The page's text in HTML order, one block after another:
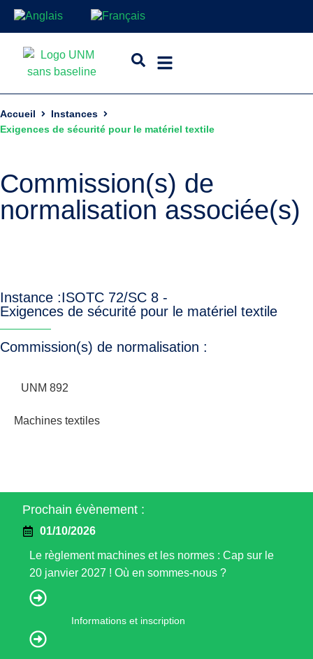
Accueil
Instances
Exigences de sécurité pour le matériel textile
Commission(s) de
normalisation associée(s)
Instance :ISOTC 72/SC 8 -
Exigences de sécurité pour le matériel textile
Commission(s) de normalisation :
UNM 892
Machines textiles
Prochain évènement :
01/10/2026
Le règlement machines et les normes : Cap sur le
20 janvier 2027 ! Où en sommes-nous ?
Informations et inscription